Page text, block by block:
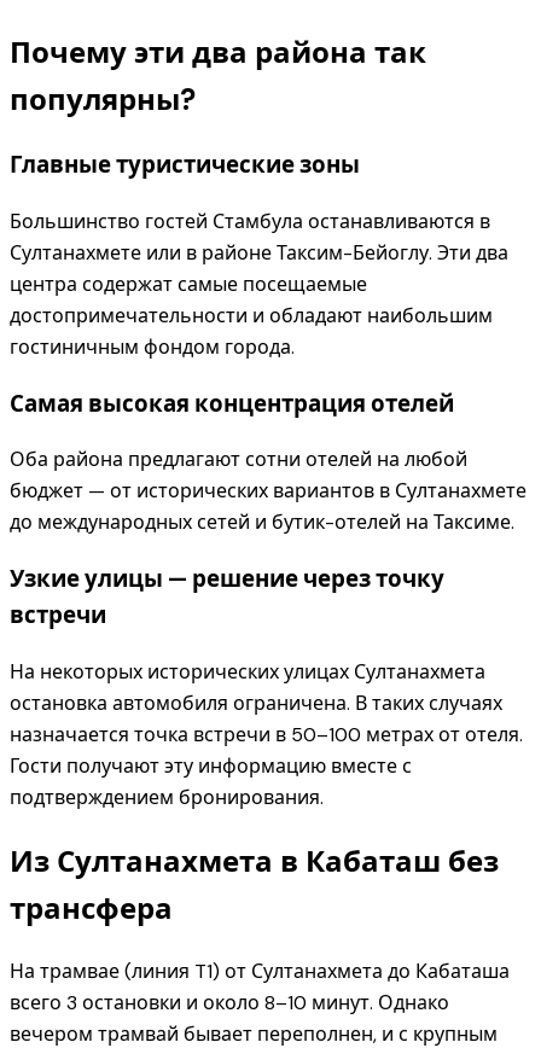
Почему эти два района так
популярны?
Главные туристические зоны
Большинство гостей Стамбула останавливаются в
Султанахмете или в районе Таксим-Бейоглу. Эти два
центра содержат самые посещаемые
достопримечательности и обладают наибольшим
гостиничным фондом города.
Самая высокая концентрация отелей
Оба района предлагают сотни отелей на любой
бюджет — от исторических вариантов в Султанахмете
до международных сетей и бутик-отелей на Таксиме.
Узкие улицы — решение через точку
встречи
На некоторых исторических улицах Султанахмета
остановка автомобиля ограничена. В таких случаях
назначается точка встречи в 50–100 метрах от отеля.
Гости получают эту информацию вместе с
подтверждением бронирования.
Из Султанахмета в Кабаташ без
трансфера
На трамвае (линия T1) от Султанахмета до Кабаташа
всего 3 остановки и около 8–10 минут. Однако
вечером трамвай бывает переполнен, и с крупным